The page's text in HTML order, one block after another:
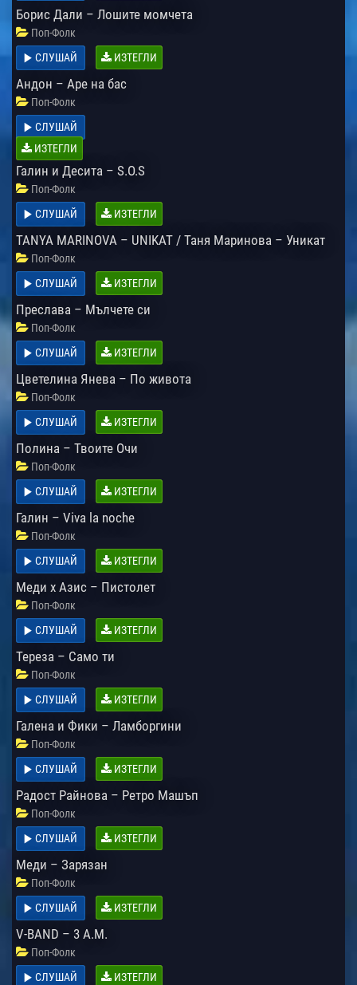
Борис Дали – Лошите момчета
Поп-Фолк
СЛУШАЙ
ИЗТЕГЛИ
Андон – Аре на бас
Поп-Фолк
СЛУШАЙ
ИЗТЕГЛИ
Галин и Десита – S.O.S
Поп-Фолк
СЛУШАЙ
ИЗТЕГЛИ
TANYA MARINOVA – UNIKAT / Таня Маринова – Уникат
Поп-Фолк
СЛУШАЙ
ИЗТЕГЛИ
Преслава – Мълчете си
Поп-Фолк
СЛУШАЙ
ИЗТЕГЛИ
Цветелина Янева – По живота
Поп-Фолк
СЛУШАЙ
ИЗТЕГЛИ
Полина – Твоите Очи
Поп-Фолк
СЛУШАЙ
ИЗТЕГЛИ
Галин – Viva la noche
Поп-Фолк
СЛУШАЙ
ИЗТЕГЛИ
Меди х Азис – Пистолет
Поп-Фолк
СЛУШАЙ
ИЗТЕГЛИ
Тереза – Само ти
Поп-Фолк
СЛУШАЙ
ИЗТЕГЛИ
Галена и Фики – Ламборгини
Поп-Фолк
СЛУШАЙ
ИЗТЕГЛИ
Радост Райнова – Ретро Машъп
Поп-Фолк
СЛУШАЙ
ИЗТЕГЛИ
Меди – Зарязан
Поп-Фолк
СЛУШАЙ
ИЗТЕГЛИ
V-BAND – 3 A.M.
Поп-Фолк
СЛУШАЙ
ИЗТЕГЛИ